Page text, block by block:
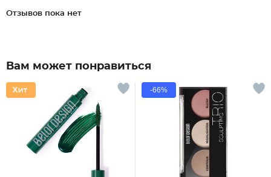
Отзывов пока нет
Вам может понравиться
-66%